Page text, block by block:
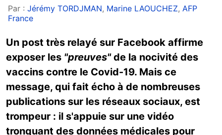
Par : Jérémy TORDJMAN, Marine LAOUCHEZ, AFP
France
Un post très relayé sur Facebook affirme
exposer les "preuves"de la nocivité des
vaccins contre le Covid-19. Mais ce
message, qui fait écho à de nombreuses
publications sur les réseaux sociaux, est
trompeur : il s'appuie sur une vidéo
tronquant des données médicales pour